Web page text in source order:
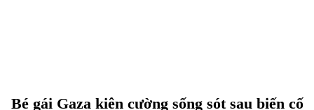
Bé gái Gaza kiên cường sống sót sau biến cố